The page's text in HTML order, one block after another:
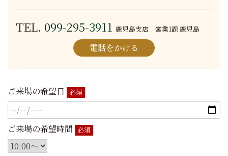
TEL. 099-295-3911 鹿児島支店 営業1課 鹿児島
電話をかける
ご来場の希望日 必須
ご来場の希望時間 必須